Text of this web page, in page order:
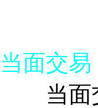
当面交易
当面交